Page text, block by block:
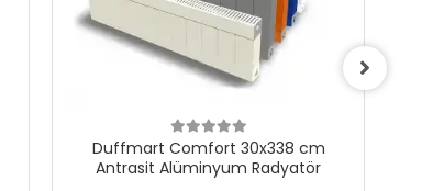
Duffmart Comfort 30x338 cm
Antrasit Alüminyum Radyatör